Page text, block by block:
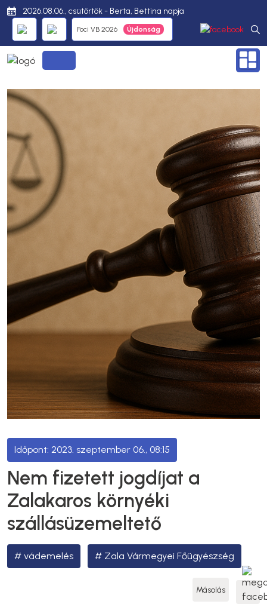
2026.08.06., csütörtök - Berta, Bettina napja
Foci VB 2026
2023. szeptember 06., 08:15
Nem fizetett jogdíjat a
Zalakaros környéki
szállásüzemeltető
vádemelés Zala Vármegyei Főügyészség
Másolás